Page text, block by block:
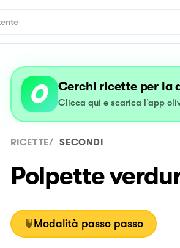
Cerchi ricette per la
Clicca qui e scarica l’app
RICETTE/ SECONDI
Polpette
Modalità passo passo